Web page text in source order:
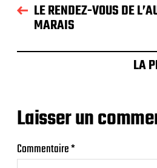
LE RENDEZ-VOUS DE
MARAIS
LA
Laisser un
Commentaire*